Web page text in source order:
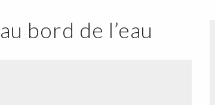
bord de l’eau